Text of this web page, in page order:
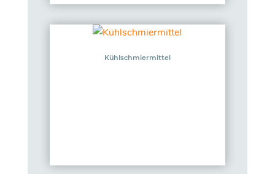
Kühlschmiermittel